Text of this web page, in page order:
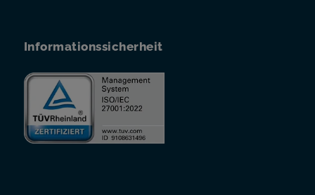
Informationssicherheit